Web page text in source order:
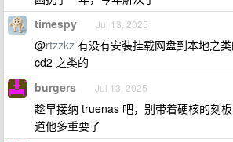
timespy Jul 13, 2025
@rtzzkz 有没有安装挂载网盘到本地之类
cd2 之类的
burgers Jul 13, 2025
趁早接纳 truenas 吧，别带着硬核的刻
道他多重要了